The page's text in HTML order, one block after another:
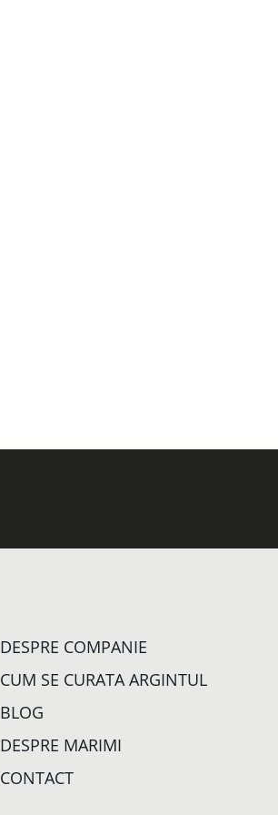
DESPRE COMPANIE
CUM SE CURATA ARGINTUL
BLOG
DESPRE MARIMI
CONTACT